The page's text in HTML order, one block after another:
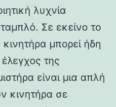
λυχνία
Σε εκείνο το
μπορεί ήδη
της
είναι μια απλή
κινητήρα σε